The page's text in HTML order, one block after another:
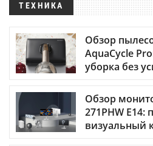
ТЕХНИКА
Обзор
AquaCycle
уборка без
Обзор
271PHW E14:
визуальный